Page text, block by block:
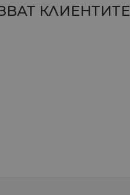
КЛИЕНТИТЕ